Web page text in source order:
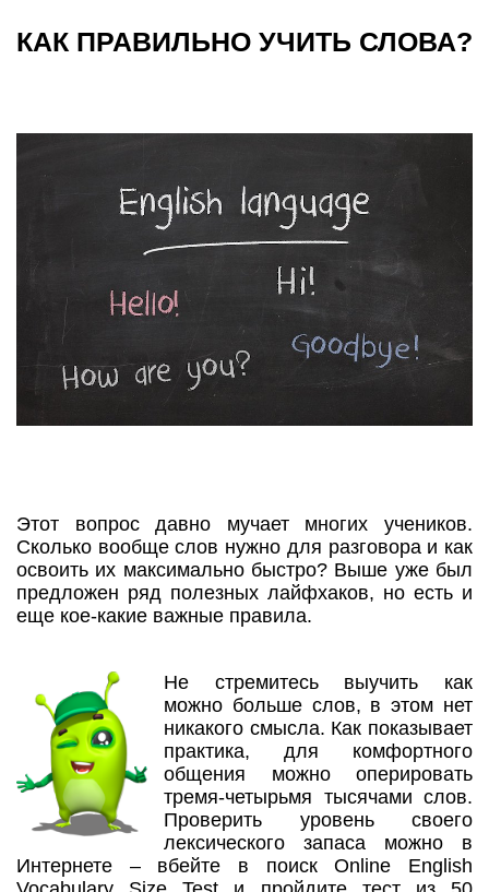
КАК ПРАВИЛЬНО УЧИТЬ СЛОВА?
Этот вопрос давно мучает многих учеников.
Сколько вообще слов нужно для разговора и как
освоить их максимально быстро? Выше уже был
предложен ряд полезных лайфхаков, но есть и
еще кое-какие важные правила.
Не стремитесь выучить как
можно больше слов, в этом нет
никакого смысла. Как показывает
практика, для комфортного
общения можно оперировать
тремя-четырьмя тысячами слов.
Проверить уровень своего
лексического запаса можно в
Интернете – вбейте в поиск Online English